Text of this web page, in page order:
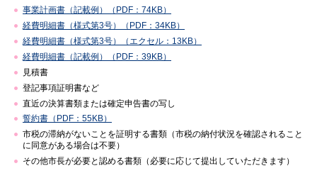
事業計画書（記載例）（PDF：74KB）
経費明細書（様式第3号）（PDF：34KB）
経費明細書（様式第3号）（エクセル：13KB）
経費明細書（記載例）（PDF：39KB）
見積書
登記事項証明書など
直近の決算書類または確定申告書の写し
誓約書（PDF：55KB）
市税の滞納がないことを証明する書類（市税の納付状況を確認されること
に同意がある場合は不要）
その他市長が必要と認める書類（必要に応じて提出していただきます）​​​​​